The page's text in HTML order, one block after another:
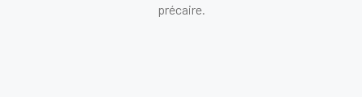
précaire.